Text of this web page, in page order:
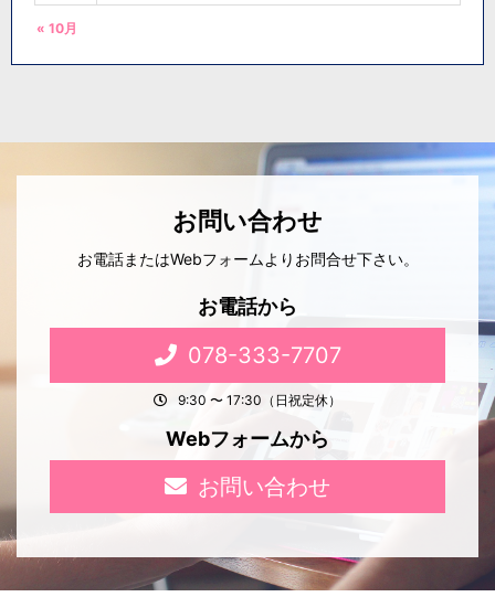
« 10月
お問い合わせ
お電話またはWebフォームよりお問合せ下さい。
お電話から
078-333-7707
9:30 〜 17:30（日祝定休）
Webフォームから
お問い合わせ